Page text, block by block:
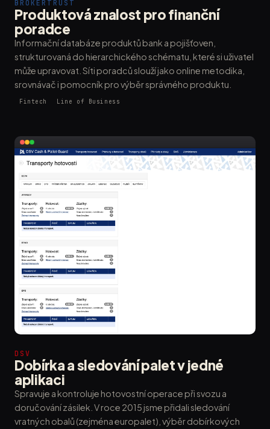
BROKERTRUST
Produktová znalost pro finanční
poradce
Informační databáze produktů bank a pojišťoven,
strukturovaná do hierarchického schématu, které si uživatel
může upravovat. Síti poradců slouží jako online metodika,
srovnávač i pomocník pro výběr správného produktu.
Fintech Line of Business
DSV
Dobírka a sledování palet v jedné
aplikaci
Spravuje a kontroluje hotovostní operace při svozu a
doručování zásilek. V roce 2015 jsme přidali sledování
vratných obalů (zejména europalet), výběr dobírkových